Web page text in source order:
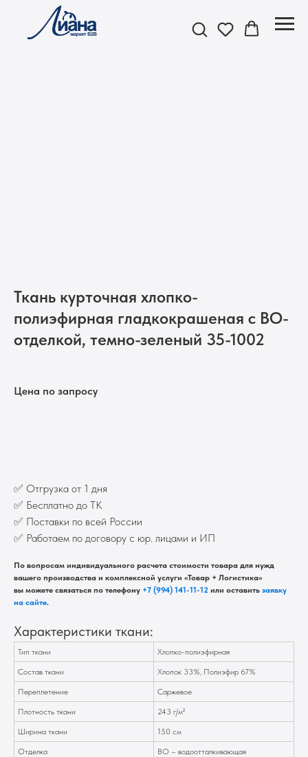
Ткань курточная хлопко-
полиэфирная гладкокрашеная с ВО-
отделкой, темно-зеленый 35-1002
Цена по запросу
✅ Отгрузка от 1 дня
✅ Бесплатно до ТК
✅ Поставки по всей России
✅ Работаем по договору с юр. лицами и ИП
По вопросам индивидуального расчета стоимости товара для нужд
вашего производства и комплексной услуги «Товар + Логистика»
вы можете связаться по телефону +7 (994) 141-11-12 или оставить заявку
на сайте.
Характеристики ткани:
Тип ткани Хлопко-полиэфирная
Состав ткани Хлопок 33%, Полиэфир 67%
Переплетение Саржевое
Плотность ткани 243 г/м²
Ширина ткани 150 см
Отделка ВО – водоотталкивающая